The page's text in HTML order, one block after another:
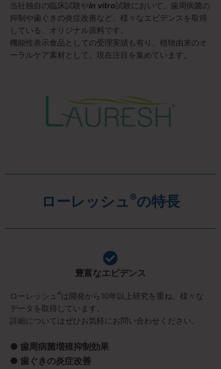
当社独自の臨床試験やIn vitro試験において、歯周病菌の
抑制や歯ぐきの炎症改善など、様々なエビデンスを取得
している、オリジナル原料です。
機能性表示食品としての受理実績も有り、植物由来のオ
ーラルケア素材として、現在注目を集めています。
ローレッシュ®の特長
豊富なエビデンス
ローレッシュ ®は開発から10年以上研究を重ね、様々な
データを取得しています。
詳細についてはぜひお気軽にお問い合わせください。
● 歯周病菌増殖抑制効果
● 歯ぐきの炎症改善